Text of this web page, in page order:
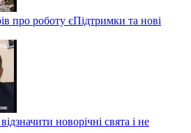
про роботу єПідтримки та нові
новорічні свята і не